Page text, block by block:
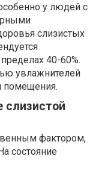
у людей с
слизистых
40-60%.
увлажнителей
помещения.
слизистой
фактором,
состояние